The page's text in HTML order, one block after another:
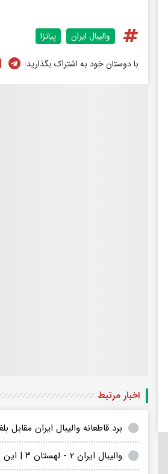
والیبال ایران پیاتزا
با دوستان خود به اشتراک بگذارید:
اخبار مرتبط
برد قاطعانه والیبال ایران مقابل
والیبال ایران ۲ - لهستان ۳ | این تیم را ستایش کنید